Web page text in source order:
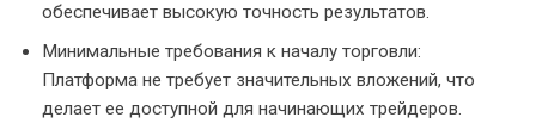
обеспечивает высокую точность результатов.
Минимальные требования к началу торговли:
Платформа не требует значительных вложений, что
делает ее доступной для начинающих трейдеров.